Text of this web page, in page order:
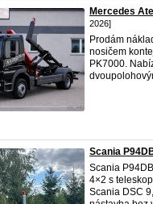
Mercedes
2026]
Prodám
nosičem
PK7000.
Scania
Scania
4×2 s
Scania DSC